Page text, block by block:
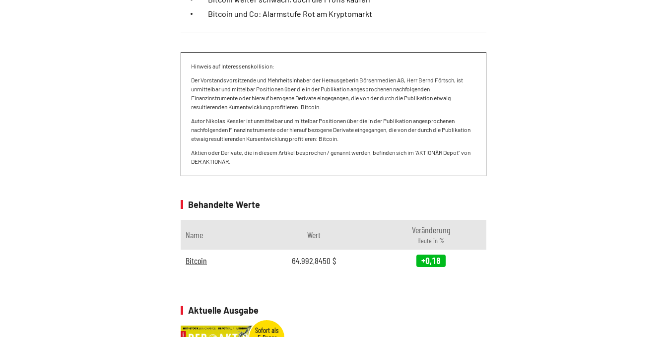
Bitcoin und Co: Alarmstufe Rot am Kryptomarkt
Hinweis auf Interessenskollision:
Der Vorstandsvorsitzende und Mehrheitsinhaber der Herausgeberin Börsenmedien AG, Herr Bernd Förtsch, ist
unmittelbar und mittelbar Positionen über die in der Publikation angesprochenen nachfolgenden
Finanzinstrumente oder hierauf bezogene Derivate eingegangen, die von der durch die Publikation etwaig
resultierenden Kursentwicklung profitieren: Bitcoin.
Autor Nikolas Kessler ist unmittelbar und mittelbar Positionen über die in der Publikation angesprochenen
nachfolgenden Finanzinstrumente oder hierauf bezogene Derivate eingegangen, die von der durch die Publikation
etwaig resultierenden Kursentwicklung profitieren: Bitcoin.
Aktien oder Derivate, die in diesem Artikel besprochen / genannt werden, befinden sich im "AKTIONÄR Depot" von
DER AKTIONÄR.
Behandelte Werte
Name Wert Veränderung
Heute in %
Bitcoin 64.992,8450 $ +0,18
Aktuelle Ausgabe